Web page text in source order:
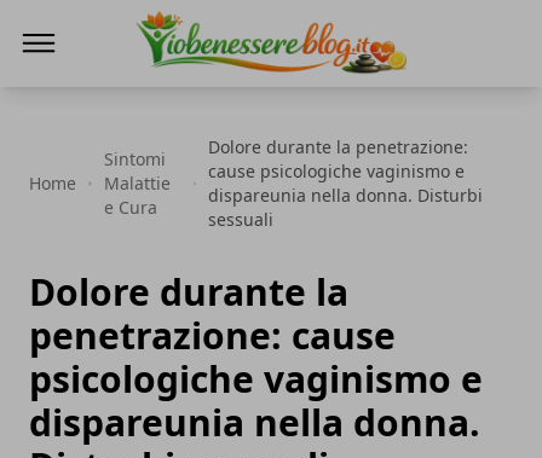
Home
Sintomi
Malattie
e Cura
Dolore durante la penetrazione:
cause psicologiche vaginismo e
dispareunia nella donna. Disturbi
sessuali
Dolore durante la
penetrazione: cause
psicologiche vaginismo e
dispareunia nella donna.